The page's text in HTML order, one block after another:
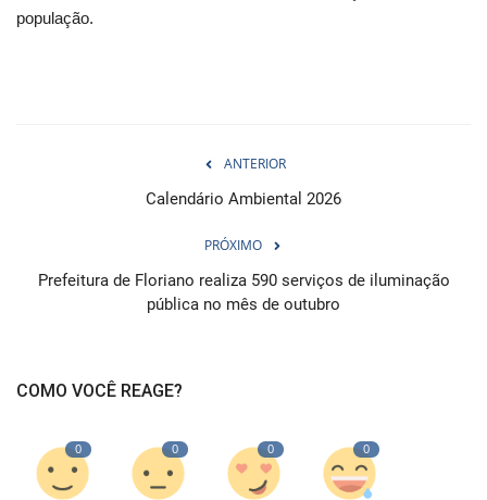
população.
ANTERIOR
Calendário Ambiental 2026
PRÓXIMO
Prefeitura de Floriano realiza 590 serviços de iluminação
pública no mês de outubro
COMO VOCÊ REAGE?
0 0 0 0